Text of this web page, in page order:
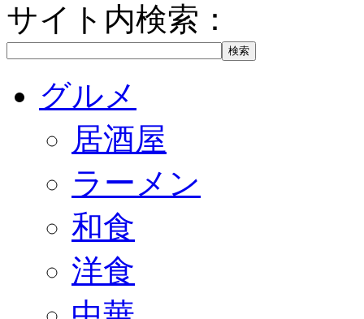
サイト内検索：
グルメ
居酒屋
ラーメン
和食
洋食